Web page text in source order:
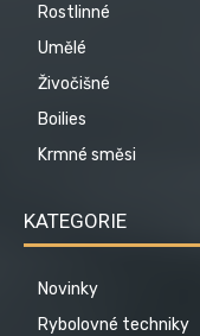
Rostlinné
Umělé
Živočišné
Boilies
Krmné směsi
KATEGORIE
Novinky
Rybolovné techniky